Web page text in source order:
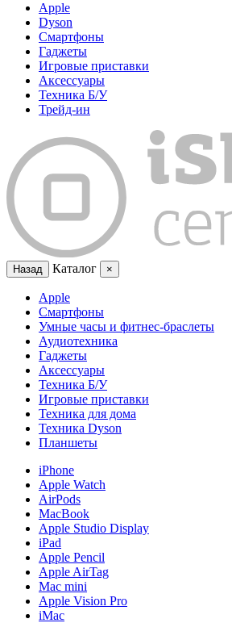
Apple
Dyson
Смартфоны
Гаджеты
Игровые приставки
Аксессуары
Техника Б/У
Трейд-ин
Назад Каталог ×
Apple
Смартфоны
Умные часы и фитнес-браслеты
Аудиотехника
Гаджеты
Аксессуары
Техника Б/У
Игровые приставки
Техника для дома
Техника Dyson
Планшеты
iPhone
Apple Watch
AirPods
MacBook
Apple Studio Display
iPad
Apple Pencil
Apple AirTag
Mac mini
Apple Vision Pro
iMac